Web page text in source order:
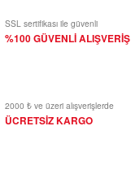
SSL sertifikası ile güvenli
%100 GÜVENLİ ALIŞVERİŞ
2000 ₺ ve üzeri alışverişlerde
ÜCRETSİZ KARGO